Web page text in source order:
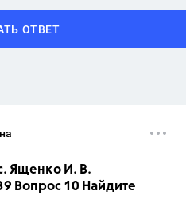
ОТВЕТ
Ященко И. В.
Вопрос 10 Найдите